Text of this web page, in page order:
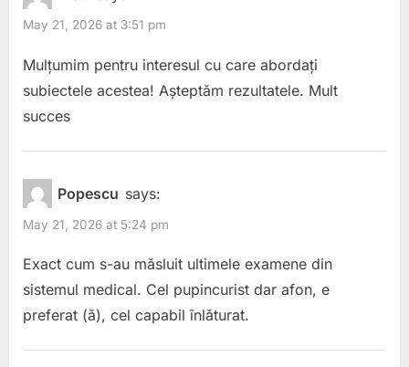
și
de
ce?”
May 21, 2026 at 3:51 pm
Mulțumim pentru interesul cu care abordați
subiectele acestea! Așteptăm rezultatele. Mult
succes
Popescu says:
May 21, 2026 at 5:24 pm
Exact cum s-au măsluit ultimele examene din
sistemul medical. Cel pupincurist dar afon, e
preferat (ă), cel capabil înlăturat.